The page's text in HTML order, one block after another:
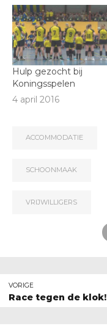
Hulp gezocht bij
Koningsspelen
4 april 2016
ACCOMMODATIE
SCHOONMAAK
VRIJWILLIGERS
VORIGE
Race tegen de klok!